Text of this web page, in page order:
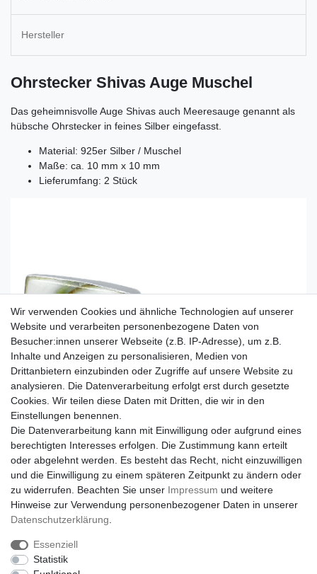
Hersteller
Ohrstecker Shivas Auge Muschel
Das geheimnisvolle Auge Shivas auch Meeresauge genannt als
hübsche Ohrstecker in feines Silber eingefasst.
Material: 925er Silber / Muschel
Maße: ca. 10 mm x 10 mm
Lieferumfang: 2 Stück
Wir verwenden Cookies und ähnliche Technologien auf unserer
Website und verarbeiten personenbezogene Daten von
Besucher:innen unserer Webseite (z.B. IP-Adresse), um z.B.
Inhalte und Anzeigen zu personalisieren, Medien von
Drittanbietern einzubinden oder Zugriffe auf unsere Website zu
analysieren. Die Datenverarbeitung erfolgt erst durch gesetzte
Cookies. Wir teilen diese Daten mit Dritten, die wir in den
Einstellungen benennen.
Die Datenverarbeitung kann mit Einwilligung oder aufgrund eines
berechtigten Interesses erfolgen. Die Zustimmung kann erteilt
oder abgelehnt werden. Es besteht das Recht, nicht einzuwilligen
und die Einwilligung zu einem späteren Zeitpunkt zu ändern oder
zu widerrufen. Beachten Sie unser Impressum und weitere
Hinweise zur Verwendung personenbezogener Daten in unserer
Daten­schutz­erklärung
Essenziell
Statistik